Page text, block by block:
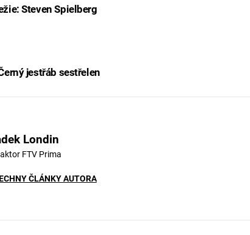
Steven Spielberg
jestřáb sestřelen
Londin
FTV Prima
ČLÁNKY AUTORA